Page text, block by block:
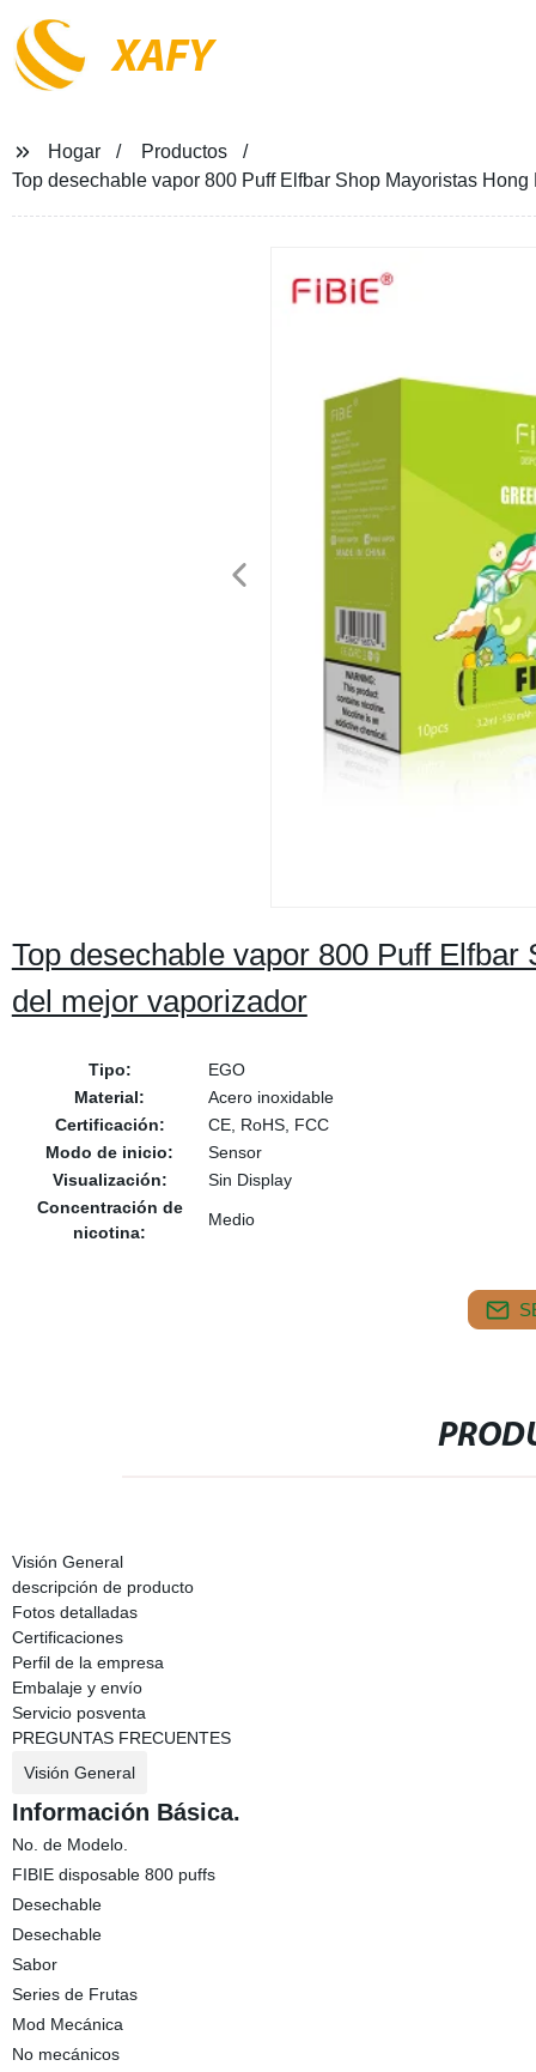
XAFY
Hogar
Productos
Top desechable vapor 800 Puff Elfbar Shop Mayoristas
Top desechable vapor 800 Puff
del mejor vaporizador
Tipo:
EGO
Material:
Acero inoxidable
Certificación:
CE, RoHS, FCC
Modo de inicio:
Sensor
Visualización:
Sin Display
Concentración de
nicotina:
Medio
Visión General
descripción de producto
Fotos detalladas
Certificaciones
Perfil de la empresa
Embalaje y envío
Servicio posventa
PREGUNTAS FRECUENTES
Visión General
Información Básica.
No. de Modelo.
FIBIE disposable 800 puffs
Desechable
Desechable
Sabor
Series de Frutas
Mod Mecánica
No mecánicos